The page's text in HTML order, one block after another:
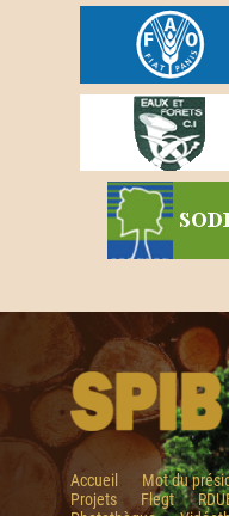
Accueil Mot du
Projets
Flegt